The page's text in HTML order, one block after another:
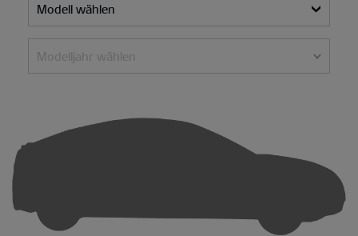
Modell wählen
Modelljahr wählen